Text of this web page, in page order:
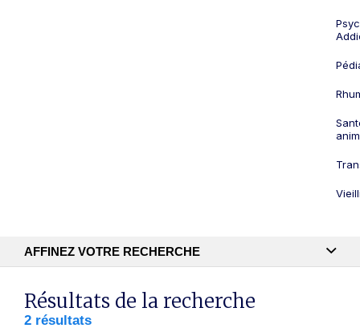
AFFINEZ VOTRE RECHERCHE
Recherche textuelle
Résultats de la recherche
2 résultats